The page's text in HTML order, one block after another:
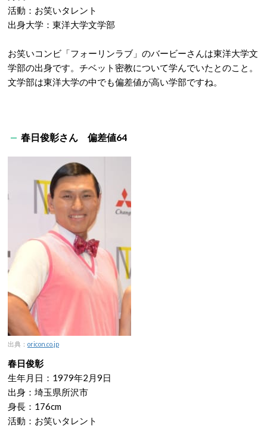
活動：お笑いタレント
出身大学：東洋大学文学部
お笑いコンビ「フォーリンラブ」のバービーさんは東洋大学文
学部の出身です。チベット密教について学んでいたとのこと。
文学部は東洋大学の中でも偏差値が高い学部ですね。
春日俊彰さん 偏差値64
出典： oricon.co.jp
春日俊彰
生年月日：1979年2月9日
出身：埼玉県所沢市
身長：176cm
活動：お笑いタレント